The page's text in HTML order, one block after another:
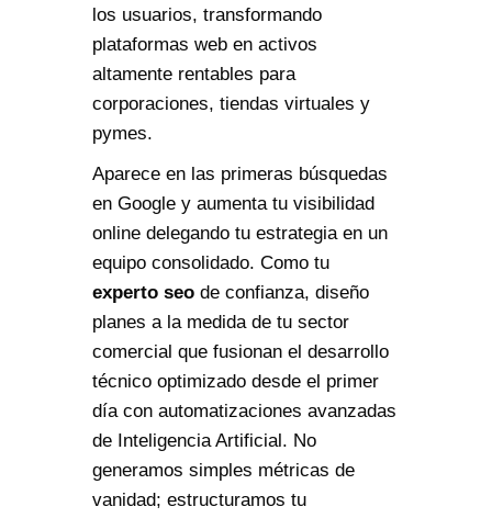
los usuarios, transformando
plataformas web en activos
altamente rentables para
corporaciones, tiendas virtuales y
pymes.
Aparece en las primeras búsquedas
en Google y aumenta tu visibilidad
online delegando tu estrategia en un
equipo consolidado. Como tu
experto seo de confianza, diseño
planes a la medida de tu sector
comercial que fusionan el desarrollo
técnico optimizado desde el primer
día con automatizaciones avanzadas
de Inteligencia Artificial. No
generamos simples métricas de
vanidad; estructuramos tu